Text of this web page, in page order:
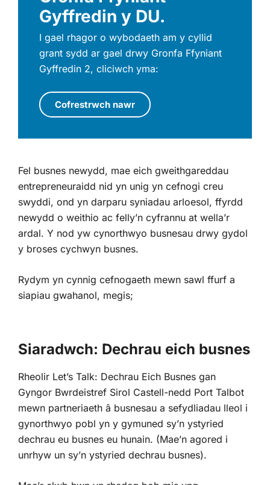
Gyffredin y DU.
I gael rhagor o wybodaeth am y cyllid
grant sydd ar gael drwy Gronfa Ffyniant
Gyffredin 2, cliciwch yma:
Cofrestrwch nawr
Fel busnes newydd, mae eich gweithgareddau
entrepreneuraidd nid yn unig yn cefnogi creu
swyddi, ond yn darparu syniadau arloesol, ffyrdd
newydd o weithio ac felly’n cyfrannu at wella’r
ardal. Y nod yw cynorthwyo busnesau drwy gydol
y broses cychwyn busnes.
Rydym yn cynnig cefnogaeth mewn sawl ffurf a
siapiau gwahanol, megis;
Siaradwch: Dechrau eich busnes
Rheolir Let’s Talk: Dechrau Eich Busnes gan
Gyngor Bwrdeistref Sirol Castell-nedd Port Talbot
mewn partneriaeth â busnesau a sefydliadau lleol i
gynorthwyo pobl yn y gymuned sy’n ystyried
dechrau eu busnes eu hunain. (Mae’n agored i
unrhyw un sy’n ystyried dechrau busnes).